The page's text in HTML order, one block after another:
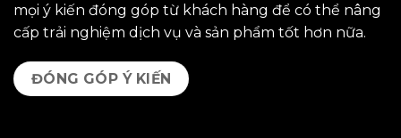
mọi ý kiến đóng góp từ khách hàng để có thể nâng
cấp trải nghiệm dịch vụ và sản phẩm tốt hơn nữa.
ĐÓNG GÓP Ý KIẾN